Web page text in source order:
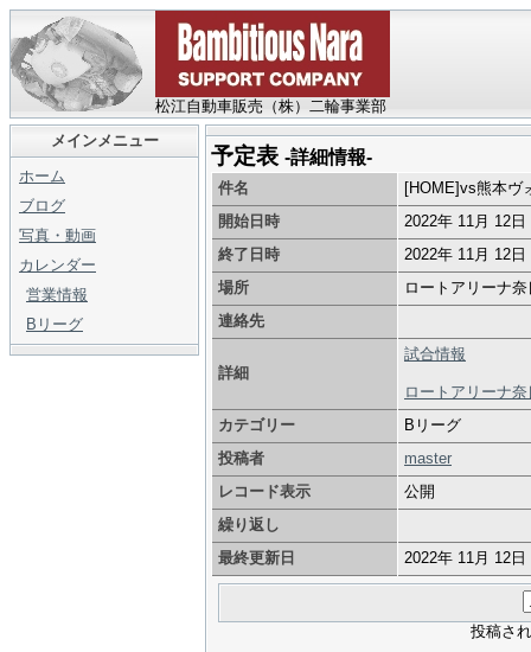
松江自動車販売（株）二輪事業部
メインメニュー
ホーム
ブログ
写真・動画
カレンダー
営業情報
Bリーグ
予定表 -詳細情報-
件名
[HOME]vs熊本ヴ
開始日時
2022年 11月 12
終了日時
2022年 11月 12
場所
ロートアリーナ奈
連絡先
詳細
試合情報
ロートアリーナ奈
カテゴリー
Bリーグ
投稿者
master
レコード表示
公開
繰り返し
最終更新日
2022年 11月 12日
投稿さ